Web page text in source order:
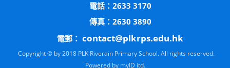
電話：2633 3170
傳真：2630 3890
電郵： contact@plkrps.edu.hk
Copyright © by 2018 PLK Riverain Primary School. All rights reserved.
Powered by myID itd.